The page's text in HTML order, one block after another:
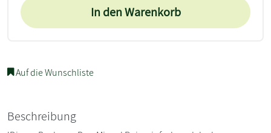
In den Warenkorb
Auf die Wunschliste
Beschreibung